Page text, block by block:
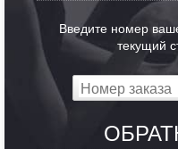
Введите номер
текущий